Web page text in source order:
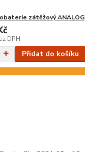
zátěžový ANALOG
DPH
Přidat do košíku